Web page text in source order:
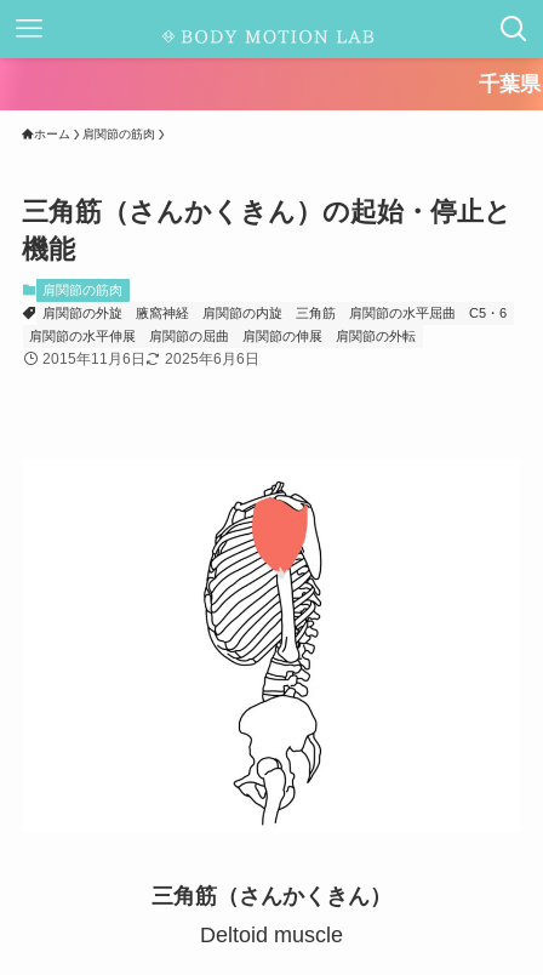
千葉県キャッシ
ホーム 肩関節の筋肉
三角筋（さんかくきん）の起始・停止と
機能
肩関節の筋肉
肩関節の外旋
腋窩神経 肩関節の内旋 三角筋 肩関節の水平屈曲
C5・6
肩関節の水平伸展
肩関節の屈曲 肩関節の伸展 肩関節の外転
2015年11月6日 2025年6月6日
三角筋（さんかくきん）
Deltoid muscle